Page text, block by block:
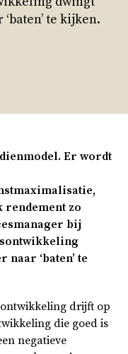
te kijken.
Er wordt
zo
bij
‘baten’ te
drijft op
die goed is
negatieve